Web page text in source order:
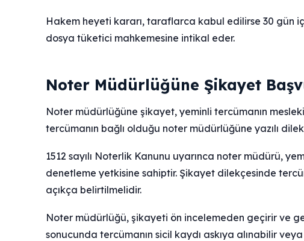
Hakem heyeti kararı, taraflarca kabul edilirse 30 gün
dosya tüketici mahkemesine intikal eder.
Noter Müdürlüğüne Şikayet
Noter müdürlüğüne şikayet, yeminli tercümanın
tercümanın bağlı olduğu noter müdürlüğüne yazılı
1512 sayılı Noterlik Kanunu uyarınca noter müdürü,
denetleme yetkisine sahiptir. Şikayet dilekçesinde
açıkça belirtilmelidir.
Noter müdürlüğü, şikayeti ön incelemeden geçirir ve
sonucunda tercümanın sicil kaydı askıya alınabilir